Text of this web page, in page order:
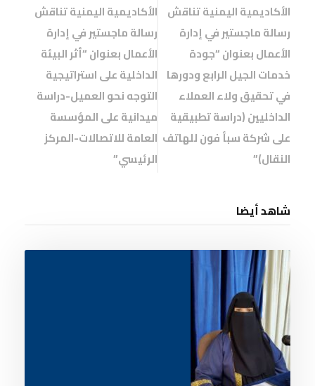
الأكاديمية اليمنية تناقش
رسالة ماجستير في إدارة
الأعمال بعنوان “أثر البيئة
الداخلية على استراتيجية
التوجه نحو العميل-دراسة
ميدانية على المؤسسة
العامة للاتصالات-المركز
الرئيسي”
الأكاديمية اليمنية تناقش
رسالة ماجستير في إدارة
الأعمال بعنوان “جودة
خدمات الجيل الرابع ودورها
في تحقيق ولاء العملاء
الداخليين (دراسة تطبيقية
على شركة سبأ فون للهاتف
النقال)”
شاهد أيضا